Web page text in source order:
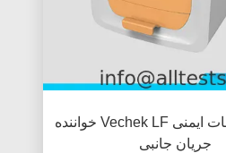
خواننده Vechek LF برای آزمایشات ایمنی
جریان جانبی